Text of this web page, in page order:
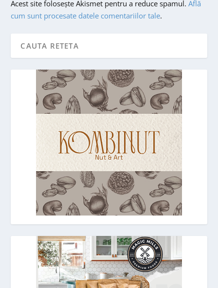
Acest site folosește Akismet pentru a reduce spamul.Află
cum sunt procesate datele comentariilor tale.